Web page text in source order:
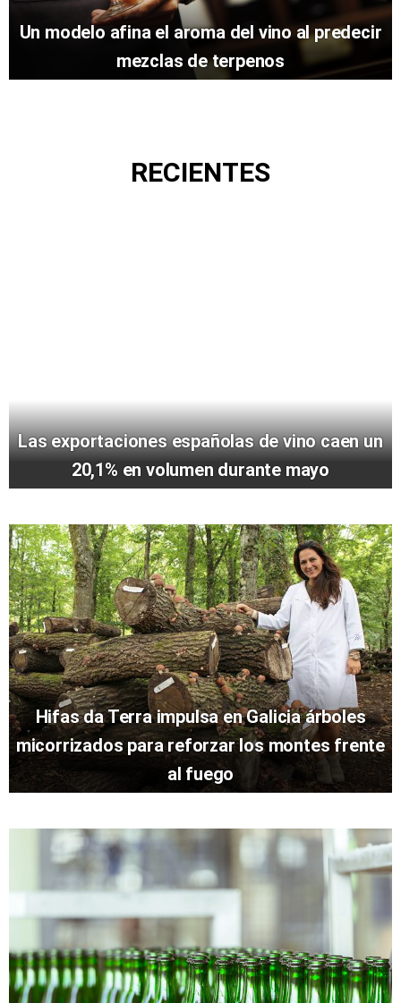
Un modelo afina el aroma del vino al predecir
mezclas de terpenos
RECIENTES
Las exportaciones españolas de vino caen un
20,1% en volumen durante mayo
Hifas da Terra impulsa en Galicia árboles
micorrizados para reforzar los montes frente
al fuego